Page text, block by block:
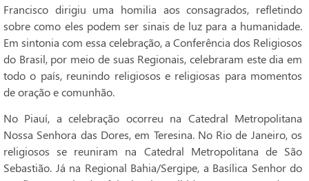
Francisco dirigiu uma homilia aos consagrados, refletindo
sobre como eles podem ser sinais de luz para a humanidade.
Em sintonia com essa celebração, a Conferência dos Religiosos
do Brasil, por meio de suas Regionais, celebraram este dia em
todo o país, reunindo religiosos e religiosas para momentos
de oração e comunhão.
No Piauí, a celebração ocorreu na Catedral Metropolitana
Nossa Senhora das Dores, em Teresina. No Rio de Janeiro, os
religiosos se reuniram na Catedral Metropolitana de São
Sebastião. Já na Regional Bahia/Sergipe, a Basílica Senhor do